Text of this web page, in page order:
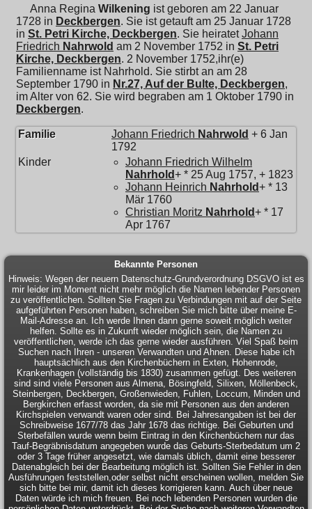
Anna Regina Wilkening ist geboren am 22 Januar
1728 in Deckbergen. Sie ist getauft am 25 Januar 1728
in St. Petri Kirche, Deckbergen. Sie heiratetJohann
Friedrich Nahrwold am 2 November 1752 in St. Petri
Kirche, Deckbergen. 2 November 1752,ihr(e)
Familienname ist Nahrhold. Sie stirbt an am 28
September 1790 in Nr.27, Auf der Bulte, Deckbergen,
im Alter von 62. Sie wird begraben am 1 Oktober 1790 in
Deckbergen.
Familie Johann Friedrich Nahrwold + 6 Jan
1792
Kinder
Johann Friedrich Wilhelm
Nahrhold+ * 25 Aug 1757, + 1823
Johann Heinrich Nahrhold+ * 13
Mär 1760
Christian Moritz Nahrhold+ * 17
Apr 1767
Bekannte Personen
Hinweis: Wegen der neuern Datenschutz-Grundverordnung DSGVO ist es
mir leider im Moment nicht mehr möglich die Namen lebender Personen
zu veröffentlichen. Sollten Sie Fragen zu Verbindungen mit auf der Seite
aufgeführten Personen haben, schreiben Sie mich bitte über meine E-
Mail-Adresse an. Ich werde Ihnen dann gerne soweit möglich weiter
helfen. Sollte es in Zukunft wieder möglich sein, die Namen zu
veröffentlichen, werde ich das gerne wieder ausführen. Viel Spaß beim
Suchen nach Ihren - unseren Verwandten und Ahnen. Diese habe ich
hauptsächlich aus den Kirchenbüchern in Exten, Hohenrode,
Krankenhagen (vollständig bis 1830) zusammen gefügt. Des weiteren
sind sind viele Personen aus Almena, Bösingfeld, Silixen, Möllenbeck,
Steinbergen, Deckbergen, Großenwieden, Fuhlen, Loccum, Minden und
Bergkirchen erfasst worden, da sie mit Personen aus den anderen
Kirchspielen verwandt waren oder sind. Bei Jahresangaben ist bei der
Schreibweise 1677/78 das Jahr 1678 das richtige. Bei Geburten und
Sterbefällen wurde wenn beim Eintrag in den Kirchenbüchern nur das
Tauf-Begräbnisdatum angegeben wurde das Geburts-Sterbedatum um 2
oder 3 Tage früher angesetzt, wie damals üblich, damit eine besserer
Datenabgleich bei der Bearbeitung möglich ist. Sollten Sie Fehler in den
Ausführungen feststellen,oder selbst nicht erscheinen wollen, melden Sie
sich bitte bei mir, damit ich dieses korrigieren kann. Auch über neue
Daten würde ich mich freuen. Bei noch lebenden Personen wurden die